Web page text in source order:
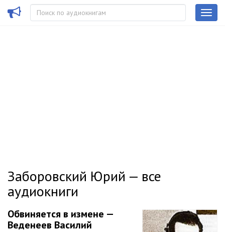
Заборовский Юрий — все
аудиокниги
Обвиняется в изменe —
Веденеев Василий